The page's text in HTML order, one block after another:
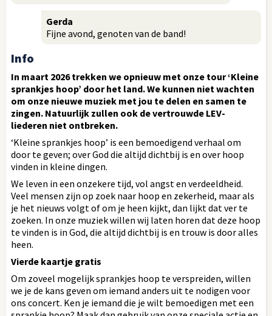
Gerda
Fijne avond, genoten van de band!
Info
In maart 2026 trekken we opnieuw met onze tour ‘Kleine
sprankjes hoop’ door het land. We kunnen niet wachten
om onze nieuwe muziek met jou te delen en samen te
zingen. Natuurlijk zullen ook de vertrouwde LEV-
liederen niet ontbreken.
‘Kleine sprankjes hoop’ is een bemoedigend verhaal om
door te geven; over God die altijd dichtbij is en over hoop
vinden in kleine dingen.
We leven in een onzekere tijd, vol angst en verdeeldheid.
Veel mensen zijn op zoek naar hoop en zekerheid, maar als
je het nieuws volgt of om je heen kijkt, dan lijkt dat ver te
zoeken. In onze muziek willen wij laten horen dat deze hoop
te vinden is in God, die altijd dichtbij is en trouw is door alles
heen.
Vierde kaartje gratis
Om zoveel mogelijk sprankjes hoop te verspreiden, willen
we je de kans geven om iemand anders uit te nodigen voor
ons concert. Ken je iemand die je wilt bemoedigen met een